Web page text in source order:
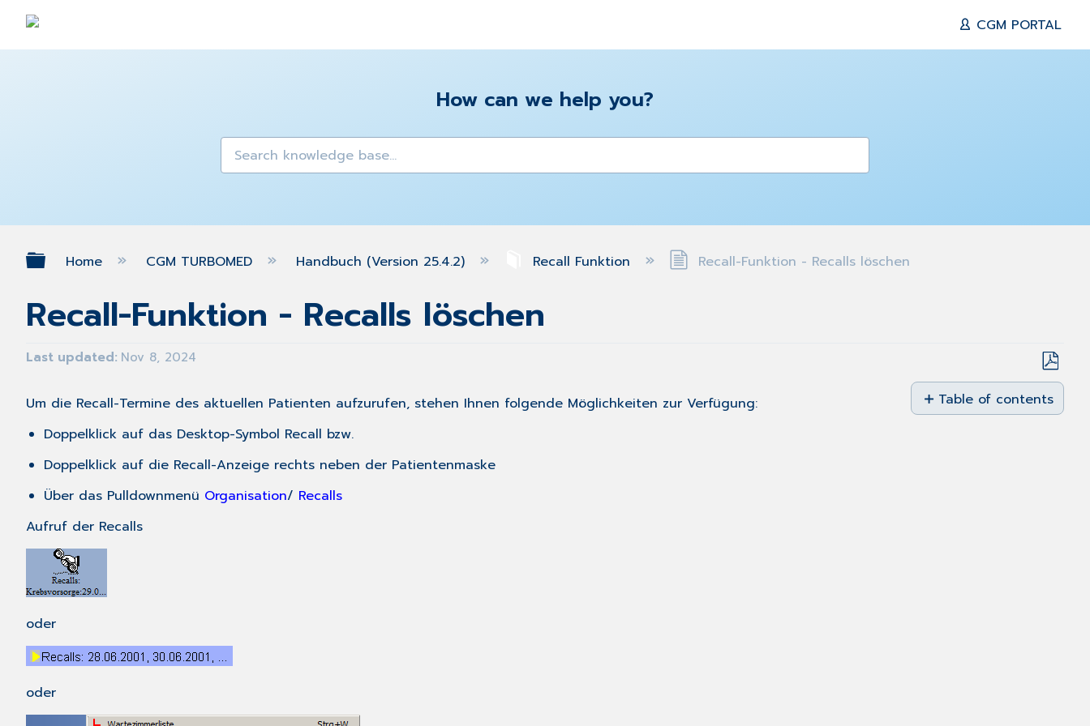
CGM PORTAL
How can we help you?
Expand/collapse global hierarchy
Home CGM TURBOMED Handbuch (Version 25.4.2) Recall Funktion Recall-Funktion - Recalls löschen
Recall-Funktion - Recalls löschen
Last updated Nov 8, 2024
Save
as
PDF
Table of contents
No
Um die Recall-Termine des aktuellen Patienten aufzurufen, stehen Ihnen folgende Möglichkeiten zur Verfügung:
Doppelklick auf das Desktop-Symbol Recall bzw.
Doppelklick auf die Recall-Anzeige rechts neben der Patientenmaske
Über das Pulldownmenü Organisation/ Recalls
Aufruf der Recalls
oder
oder